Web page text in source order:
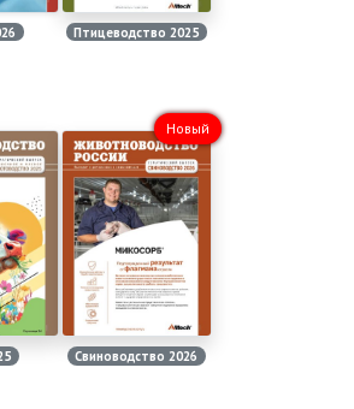
Птицеводство 2025
Свиноводство 2026
Новый